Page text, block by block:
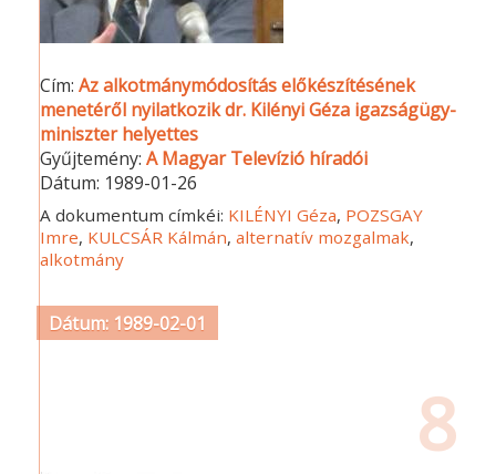
Cím:Az alkotmánymódosítás előkészítésének
menetéről nyilatkozik dr. Kilényi Géza igazságügy-
miniszter helyettes
Gyűjtemény:A Magyar Televízió híradói
Dátum: 1989-01-26
A dokumentum címkéi: KILÉNYI Géza, POZSGAY
Imre, KULCSÁR Kálmán,alternatív mozgalmak,
alkotmány
Dátum: 1989-02-01
8